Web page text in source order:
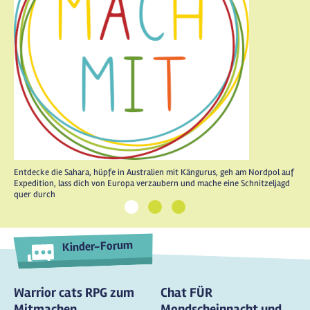
Entdecke die Sahara, hüpfe in Australien mit Kängurus, geh am Nordpol auf
Expedition, lass dich von Europa verzaubern und mache eine Schnitzeljagd
quer durch
1
2 3
Kinder-Forum
Warrior cats RPG zum
Chat FÜR